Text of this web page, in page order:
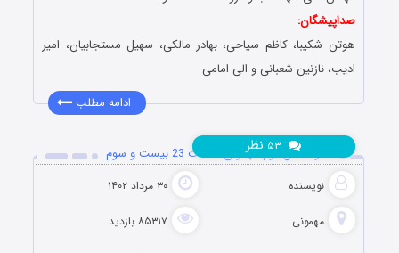
صداپیشگان:
هوتن شکیبا، کاظم سیاحى، بهادر مالکى، سهیل مستجابیان، امیر
ادیب، نازنین شعبانى و الی امامی
ادامه مطلب
دانلود فصل دوم مهمونی قسمت 23 بیست و سوم
نویسنده ۳۰ مرداد ۱۴۰۲
مهمونی ۸۵۳۱۷ بازدید
نظر